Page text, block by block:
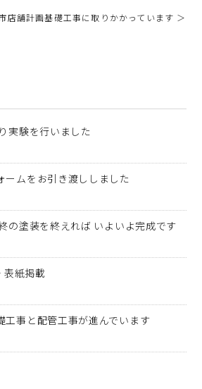
店舗計画基礎工事に取りかかっています ＞
実験を行いました
ームをお引き渡ししました
の塗装を終えれば いよいよ完成です
表紙掲載
工事と配管工事が進んでいます